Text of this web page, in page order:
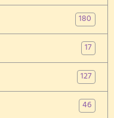
180
17
127
46